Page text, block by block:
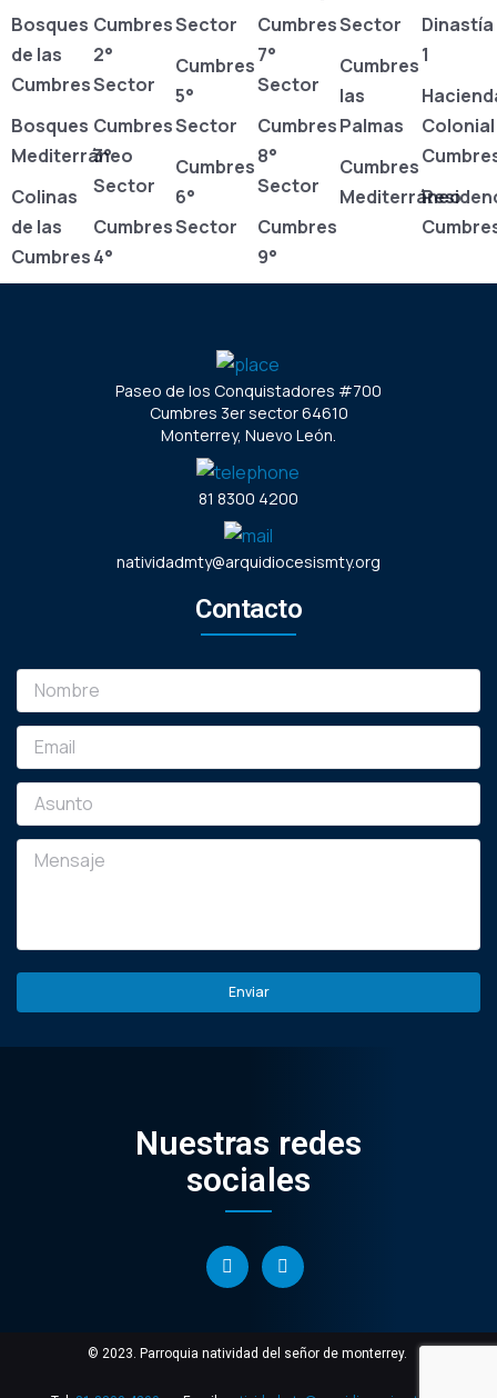
Bosques
de las
Cumbres
Bosques
Mediterráneo
Colinas
de las
Cumbres
Cumbres
2°
Sector
Cumbres
3°
Sector
Cumbres
4°
Sector
Cumbres
5°
Sector
Cumbres
6°
Sector
Cumbres
7°
Sector
Cumbres
8°
Sector
Cumbres
9°
Sector
Cumbres
las
Palmas
Cumbres
Mediterráneo
Dinastía
1
Colonial
Paseo de los Conquistadores #700
Cumbres 3er sector 64610
Monterrey, Nuevo León.
81 8300 4200
natividadmty@arquidiocesismty.org
Contacto
Nuestras redes
sociales
© 2023. Parroquia natividad del señor de monterrey.